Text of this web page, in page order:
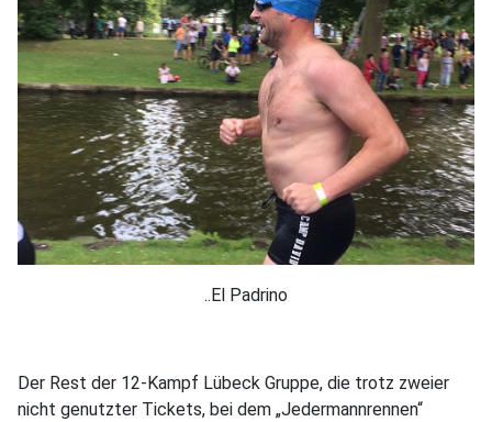
..El Padrino
Der Rest der 12-Kampf Lübeck Gruppe, die trotz zweier
nicht genutzter Tickets, bei dem „Jedermannrennen“